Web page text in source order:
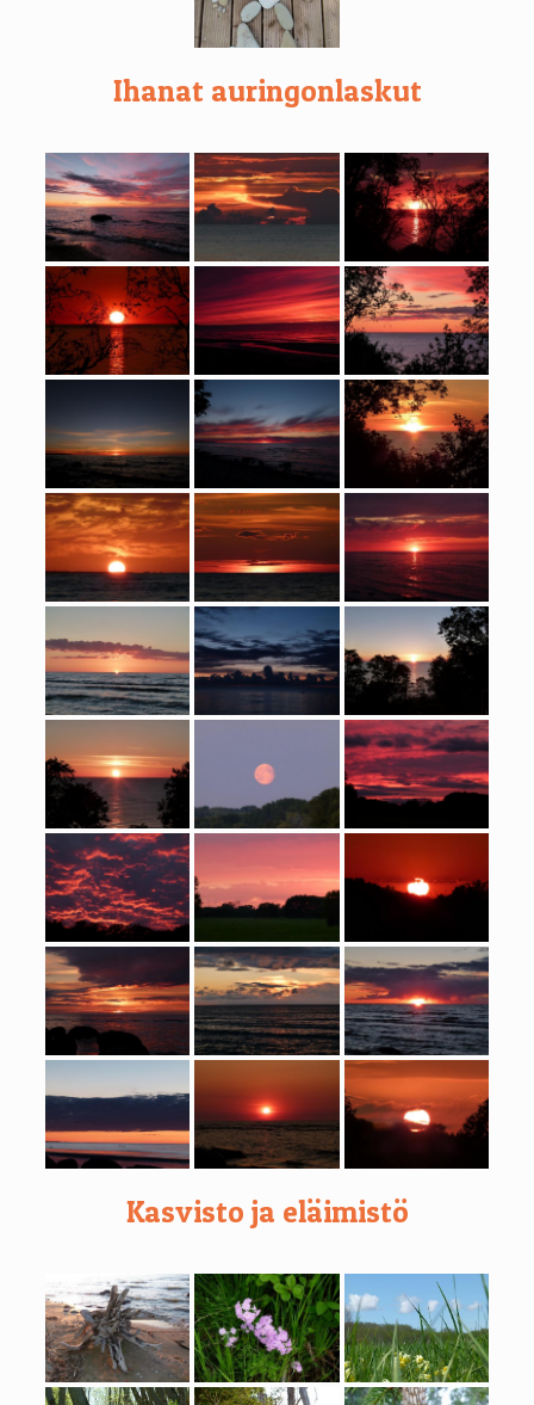
Ihanat auringonlaskut
Kasvisto ja eläimistö